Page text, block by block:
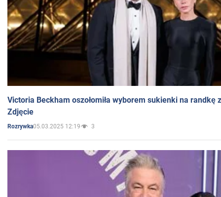
Victoria Beckham oszołomiła wyborem sukienki na randkę
Zdjęcie
Rozrywka05.03.2025 12:19 3